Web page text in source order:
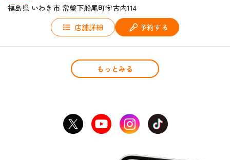
福島県 いわき市 常盤下船尾町字古内114
店舗詳細
予約する
もっとみる